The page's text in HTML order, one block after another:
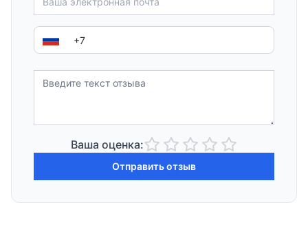
Ваша оценка:
Отправить отзыв